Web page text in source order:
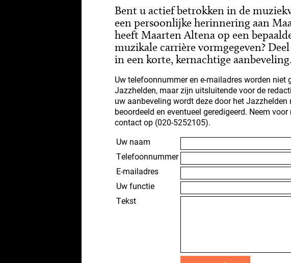
Bent u actief betrokken in de
een persoonlijke herinnering aan
heeft Maarten Altena op een
muzikale carrière vormgegeven?
in een korte, kernachtige aanbeveling.
Uw telefoonnummer en e-mailadres worden niet
Jazzhelden, maar zijn uitsluitende voor de
uw aanbeveling wordt deze door het Jazzhelden
beoordeeld en eventueel geredigeerd. Neem
contact op (020-5252105).
Uw naam
Telefoonnummer
E-mailadres
Uw functie
Tekst